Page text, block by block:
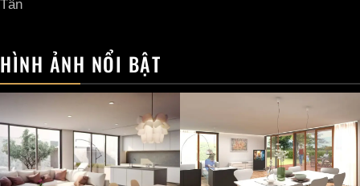
Tân
HÌNH ẢNH NỔI BẬT